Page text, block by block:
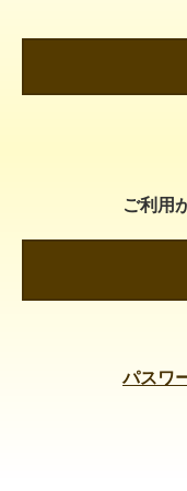
ご利用
パスワ